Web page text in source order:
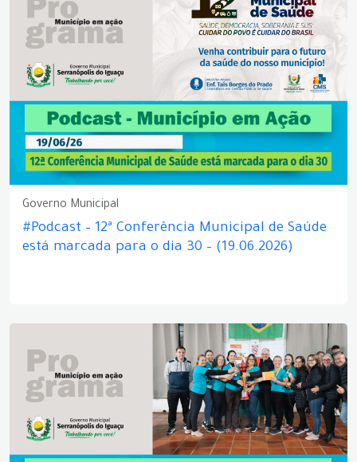
Governo Municipal
#Podcast – 12ª Conferência Municipal de Saúde
está marcada para o dia 30 – (19.06.2026)